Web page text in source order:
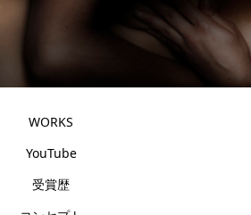
WORKS
YouTube
受賞歴